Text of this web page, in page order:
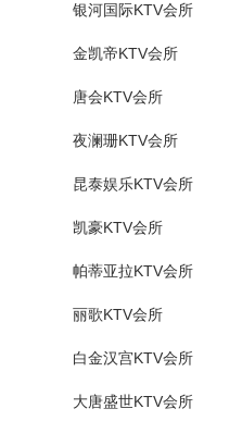
银河国际KTV会所
金凯帝KTV会所
唐会KTV会所
夜澜珊KTV会所
昆泰娱乐KTV会所
凯豪KTV会所
帕蒂亚拉KTV会所
丽歌KTV会所
白金汉宫KTV会所
大唐盛世KTV会所